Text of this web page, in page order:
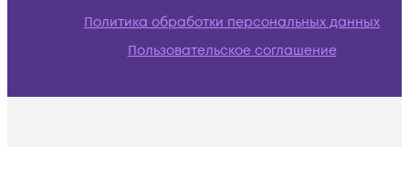
Политика обработки персональных данных
Пользовательское соглашение